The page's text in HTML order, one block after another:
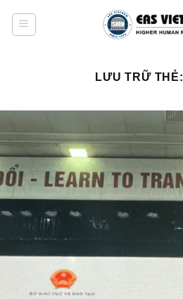
LƯU TRỮ THẺ: